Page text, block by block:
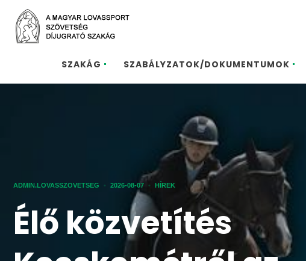
SZAKÁG SZABÁLYZATOK/DOKUMENTUMOK
ADMIN.LOVASSZOVETSEG • 2026-08-07 • HÍREK
Élő közvetítés